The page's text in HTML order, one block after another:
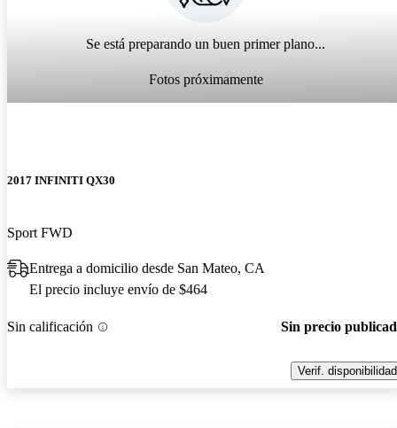
Se está preparando un buen primer plano...
Fotos próximamente
2017 INFINITI QX30
Sport FWD
Entrega a domicilio desde San Mateo, CA
El precio incluye envío de $464
Sin calificación Sin precio
Verif. disponibilidad